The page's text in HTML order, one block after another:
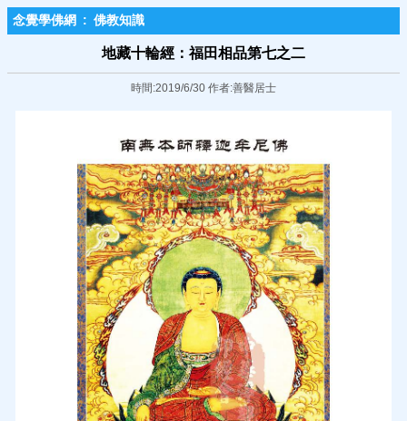
念覺學佛網 : 佛教知識
地藏十輪經：福田相品第七之二
時間:2019/6/30 作者:善醫居士